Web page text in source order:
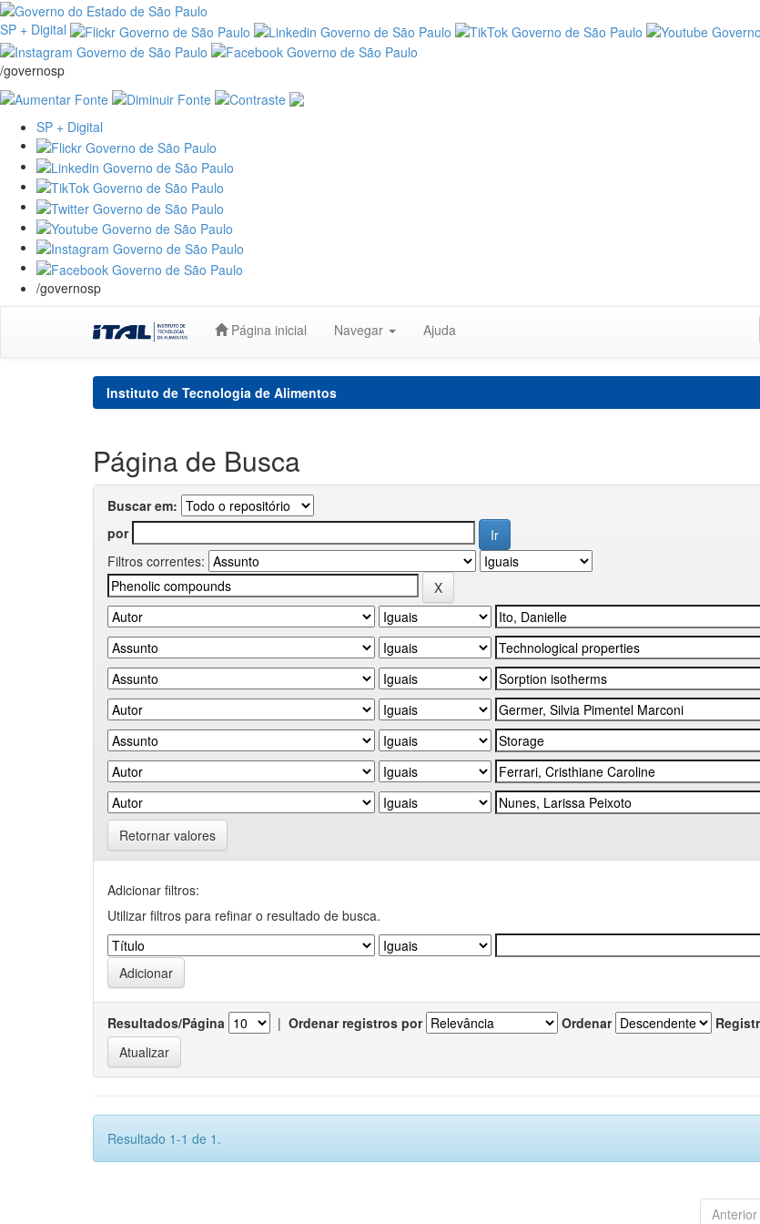
SP + Digital
/governosp
SP + Digital
/governosp
Página inicial Navegar Ajuda
Instituto de Tecnologia de Alimentos
Página de Busca
Buscar em:
por
Filtros correntes:
Retornar valores
Adicionar filtros:
Utilizar filtros para refinar o resultado de busca.
Resultados/Página | Ordenar registros por Ordenar
Resultado 1-1 de 1.
Anterior